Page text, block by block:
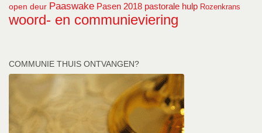
open deur Paaswake Pasen 2018 pastorale hulp Rozenkrans
woord- en communieviering
COMMUNIE THUIS ONTVANGEN?